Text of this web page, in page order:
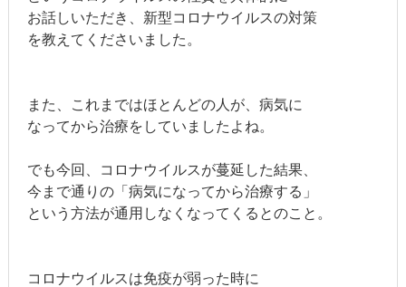
お話しいただき、新型コロナウイルスの対策
を教えてくださいました。
また、これまではほとんどの人が、病気に
なってから治療をしていましたよね。
でも今回、コロナウイルスが蔓延した結果、
今まで通りの「病気になってから治療する」
という方法が通用しなくなってくるとのこと。
コロナウイルスは免疫が弱った時に